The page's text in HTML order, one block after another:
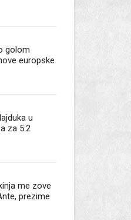
golom
europske
u
za 5:2
me zove
prezime